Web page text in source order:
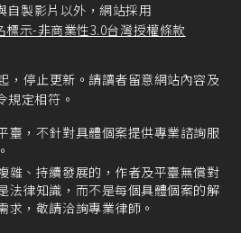
自製影片以外，網站採用
標示-非商業性3.0台灣授權條款
，停止更新。請讀者留意網站內容及
規定相符。
臺，不針對具體個案提供專業諮詢服
雜、持續發展的，作者及平臺無償對
法律知識，而不是每個具體個案的解
求，敬請洽詢專業律師。